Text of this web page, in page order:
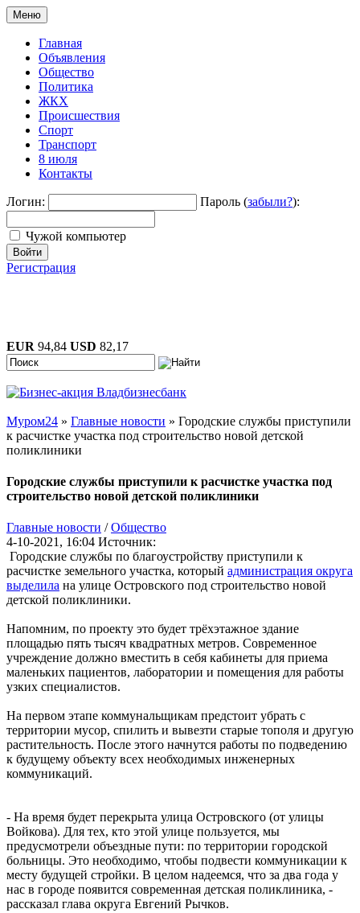
Меню
Главная
Объявления
Общество
Политика
ЖКХ
Происшествия
Спорт
Транспорт
8 июля
Контакты
Логин: Пароль (забыли?):
Чужой компьютер
Войти
Регистрация
EUR 94,84 USD 82,17
Муром24 » Главные новости » Городские службы приступили
к расчистке участка под строительство новой детской
поликлиники
Городские службы приступили к расчистке участка под
строительство новой детской поликлиники
Главные новости /Общество
4-10-2021, 16:04 Источник:
Городские службы по благоустройству приступили к
расчистке земельного участка, который администрация округа
выделила на улице Островского под строительство новой
детской поликлиники.
Напомним, по проекту это будет трёхэтажное здание
площадью пять тысяч квадратных метров. Современное
учреждение должно вместить в себя кабинеты для приема
маленьких пациентов, лаборатории и помещения для работы
узких специалистов.
На первом этапе коммунальщикам предстоит убрать с
территории мусор, спилить и вывезти старые тополя и другую
растительность. После этого начнутся работы по подведению
к будущему объекту всех необходимых инженерных
коммуникаций.
- На время будет перекрыта улица Островского (от улицы
Войкова). Для тех, кто этой улице пользуется, мы
предусмотрели объездные пути: по территории городской
больницы. Это необходимо, чтобы подвести коммуникации к
месту будущей стройки. В целом надеемся, что за два года у
нас в городе появится современная детская поликлиника, -
рассказал глава округа Евгений Рычков.